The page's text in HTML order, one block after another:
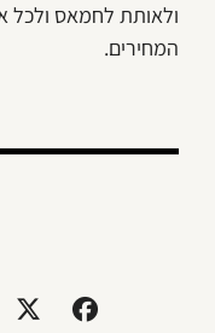
ולאותת לחמאס ולכל
המחירים.